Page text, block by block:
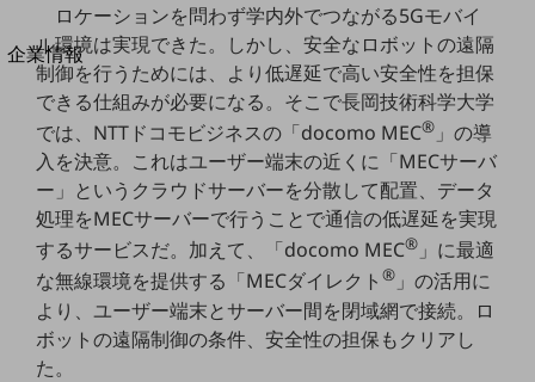
別ウィンドウで開きます
企業情報
企業情報TOP
会社案内
会社案内TOP
社長からのご挨拶
事業拠点
グループ会社
ロケーションを問わず学内外でつながる5Gモバイ
ル環境は実現できた。しかし、安全なロボットの遠隔
制御を行うためには、より低遅延で高い安全性を担保
できる仕組みが必要になる。そこで長岡技術科学大学
では、NTTドコモビジネスの「docomo MEC® 」の導
入を決意。これはユーザー端末の近くに「MECサーバ
ー」というクラウドサーバーを分散して配置、データ
処理をMECサーバーで行うことで通信の低遅延を実現
するサービスだ。加えて、「docomo MEC® 」に最適
な無線環境を提供する「MECダイレクト® 」の活用に
より、ユーザー端末とサーバー間を閉域網で接続。ロ
ボットの遠隔制御の条件、安全性の担保もクリアし
た。